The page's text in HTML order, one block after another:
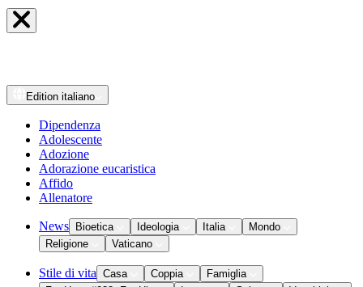
Edition italiano
Dipendenza
Adolescente
Adozione
Adorazione eucaristica
Affido
Allenatore
News Bioetica Ideologia Italia
Mondo
Religione
Vaticano
Stile di vita Casa Coppia
Famiglia